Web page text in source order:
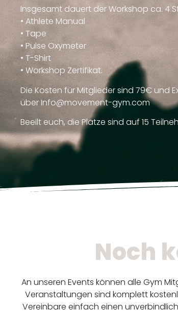
Insgesamt dauert der Workshop ca. 4
• Athlete Manual
• Tape
• Pulse Oxymeter
• T-Shirt
• Workshop Zertifikat.
Die Kosten für Mitglieder sind 79€ und
über Info@movement-gym.com
Beeilt euch, die Plätze sind auf 15
Noch
An unseren Events können alle Gym
Veranstaltungen sind komplett
Vereinbare einfach einen